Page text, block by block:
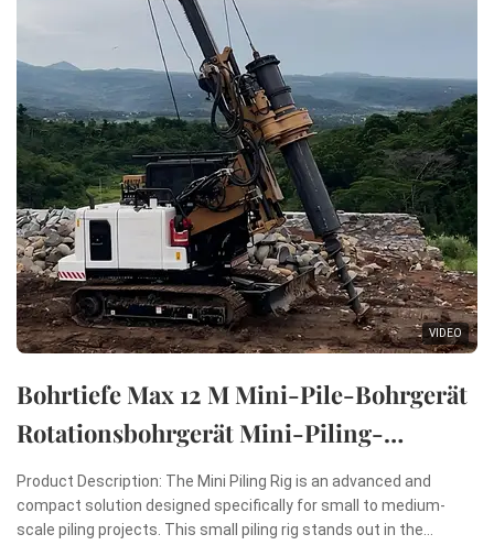
VIDEO
Bohrtiefe Max 12 M Mini-Pile-Bohrgerät
Rotationsbohrgerät Mini-Piling-
Maschine
Product Description: The Mini Piling Rig is an advanced and
compact solution designed specifically for small to medium-
scale piling projects. This small piling rig stands out in the